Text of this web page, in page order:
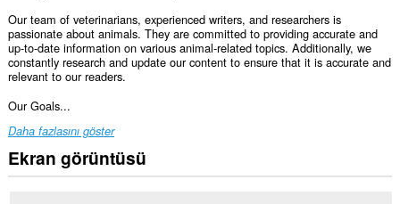
Our team of veterinarians, experienced writers, and researchers is
passionate about animals. They are committed to providing accurate and
up-to-date information on various animal-related topics. Additionally, we
constantly research and update our content to ensure that it is accurate and
relevant to our readers.
Our Goals...
Daha fazlasını göster
Ekran görüntüsü